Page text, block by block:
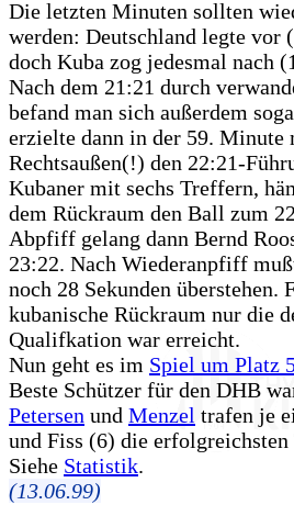
Die letzten Minuten sollten
werden: Deutschland legte vor
doch Kuba zog jedesmal nach
Nach dem 21:21 durch
befand man sich außerdem
erzielte dann in der 59.
Rechtsaußen(!) den 22:21-
Kubaner mit sechs Treffern,
dem Rückraum den Ball zum
Abpfiff gelang dann Bernd
23:22. Nach Wiederanpfiff
noch 28 Sekunden
kubanische Rückraum nur die
Qualifkation war erreicht.
Nun geht es im Spiel um Platz
Beste Schützer für den DHB
Petersen und Menzel trafen je
und Fiss (6) die erfolgreichsten
Siehe Statistik.
(13.06.99)